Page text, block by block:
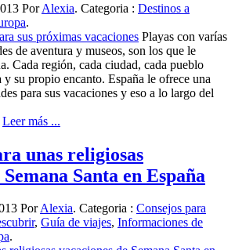
PorAlexia. Categoria : Destinos a
.
Playas con varías
de aventura y museos, son los que le
Cada región, cada ciudad, cada pueblo
su propio encanto. España le ofrece una
para sus vacaciones y eso a lo largo del
Leer más ...
unas religiosas
Santa en España
PorAlexia. Categoria : Consejos para
, Guía de viajes, Informaciones de
.